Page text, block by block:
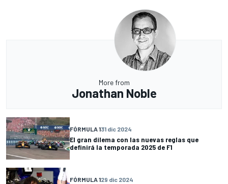
More from
Jonathan Noble
FÓRMULA 131 dic 2024
El gran dilema con las nuevas reglas que
definirá la temporada 2025 de F1
FÓRMULA 129 dic 2024